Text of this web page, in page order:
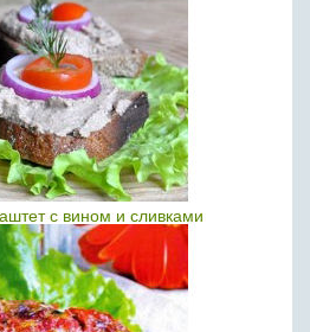
с вином и сливками